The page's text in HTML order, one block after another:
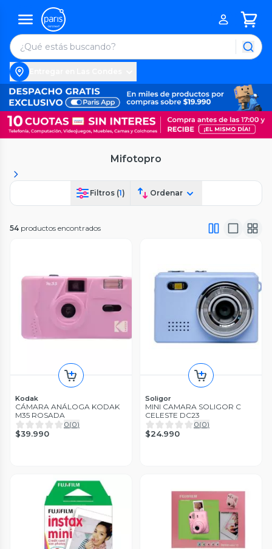
Mifotopro
Filtros (1) Ordenar
54 productos encontrados
Kodak
CÁMARA ANÁLOGA KODAK
M35 ROSADA
0(0)
$39.990
Soligor
MINI CAMARA SOLIGOR C
CELESTE DC23
0(0)
$24.990